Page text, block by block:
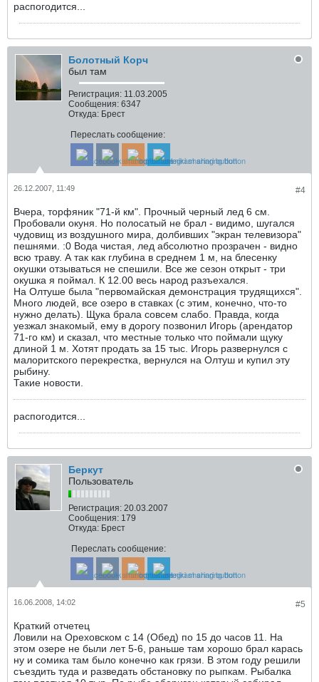
распогодится...
Болотный Корч
был там
Регистрация: 11.03.2005
Сообщения: 6347
Откуда: Брест
Переслать сообщение:
#4
26.12.2007, 11:49
Вчера, торфяник "71-й км". Прочный черный лед 6 см.
Пробовали окуня. Но полосатый не брал - видимо, шугался
чудовищ из воздушного мира, долбивших "экран телевизора"
пешнями. :0 Вода чистая, лед абсолютно прозрачен - видно
всю траву. А так как глубина в среднем 1 м, на блесенку
окушки отзываться не спешили. Все же сезон открыт - три
окушка я поймал. К 12.00 весь народ разъехался.
На Олтуше была "первомайская демонстрация трудящихся".
Много людей, все озеро в ставках (с этим, конечно, что-то
нужно делать). Щука брала совсем слабо. Правда, когда
уезжал знакомый, ему в дорогу позвонил Игорь (арендатор
71-го км) и сказал, что местные только что поймали щуку
длиной 1 м. Хотят продать за 15 тыс. Игорь развернулся с
малоритского перекрестка, вернулся на Олтуш и купил эту
рыбину.
Такие новости.
распогодится...
Беркут
Пользователь
Регистрация: 20.03.2007
Сообщения: 179
Откуда: Брест
Переслать сообщение:
#5
16.06.2008, 14:02
Краткий отчетец
Ловили на Ореховском с 14 (Обед) по 15 до часов 11. На
этом озере не были лет 5-6, раньше там хорошо брал карась
ну и сомика там было конечно как грязи. В этом году решили
съездить туда и разведать обстановку по рыпкам. Рыбалка